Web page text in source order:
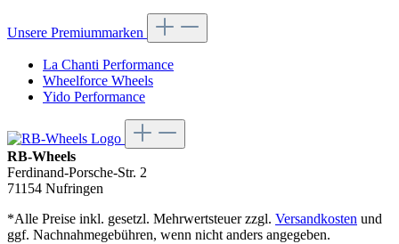
Unsere Premiummarken
La Chanti Performance
Wheelforce Wheels
Yido Performance
RB-Wheels
Ferdinand-Porsche-Str. 2
71154 Nufringen
*Alle Preise inkl. gesetzl. Mehrwertsteuer zzgl. Versandkosten und
ggf. Nachnahmegebühren, wenn nicht anders angegeben.